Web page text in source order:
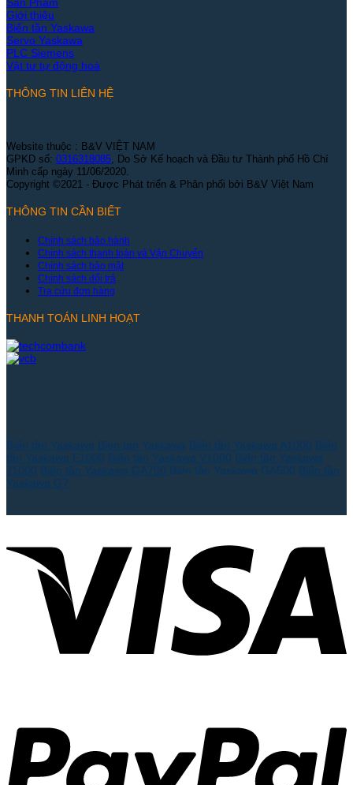
Giới thiệu
Biến tần Yaskawa
Servo Yaskawa
PLC Siemens
Vật tư tự động hoá
THÔNG TIN LIÊN HỆ
Website thuộc : B&V VIỆT NAM
GPKD số: 0316318085, Do Sở Kế hoạch và Đầu tư Thành phố Hồ Chí
Minh cấp ngày 11/06/2020.
Copyright ©2021 - Được Phát triển & Phân phối bởi B&V Việt Nam
THÔNG TIN CẦN BIẾT
Chính sách bảo hành
Chính sách thanh toán và Vận Chuyển
Chính sách bảo mật
Chính sách đổi trả
Tra cứu đơn hàng
THANH TOÁN LINH HOẠT
Biến tần Yaskawa Bien tan Yaskawa Biến tần Yaskawa A1000 Biến
tần Yaskawa E1000 Biến tần Yaskawa V1000 Biến tần Yaskawa
J1000 Biến tần Yaskawa GA700 Biến tần Yaskawa GA500 Biến tần
Yaskawa G7